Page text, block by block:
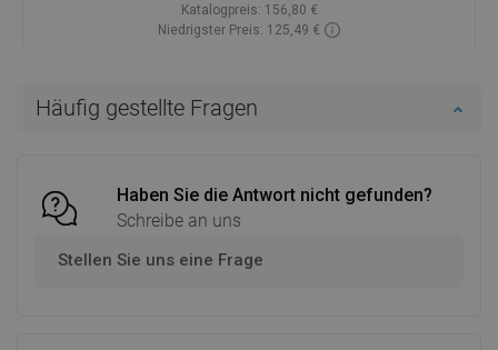
Häufig gestellte Fragen
Haben Sie die Antwort nicht gefunden?
Schreibe an uns
Stellen Sie uns eine Frage
Katalogpreis: 156,80 €
Niedrigster Preis: 125,49 €
In den Warenkorb